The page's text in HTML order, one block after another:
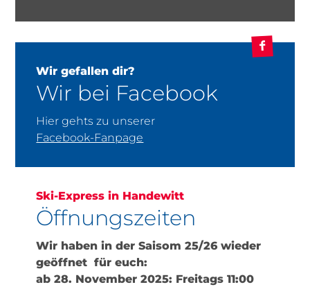
Wir gefallen dir?
Wir bei Facebook
Hier gehts zu unserer
Facebook-Fanpage
Ski-Express in Handewitt
Öffnungszeiten
Wir haben in der Saisom 25/26 wieder
geöffnet für euch:
ab 28. November 2025: Freitags 11:00